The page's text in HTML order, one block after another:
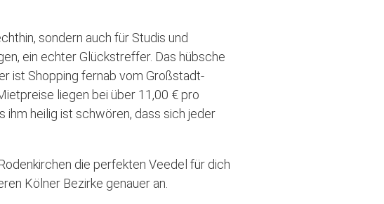
sondern auch für Studis und
ein echter Glückstreffer. Das hübsche
ist Shopping fernab vom Großstadt-
liegen bei über 11,00 € pro
ihm heilig ist schwören, dass sich jeder
die perfekten Veedel für dich
Kölner Bezirke genauer an.